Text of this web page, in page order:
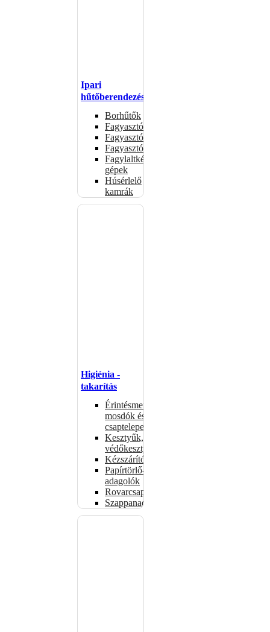
Ipari
hűtőberendezések
Borhűtők
Fagyasztóasztalok
Fagyasztóládák
Fagyasztószekrények
Fagylaltkészítő
gépek
Húsérlelő
kamrák
Higiénia -
takarítás
Érintésmentes
mosdók és
csaptelepek
Kesztyűk,
védőkesztyűk
Kézszárítók
Papírtörlő-
adagolók
Rovarcsapdák
Szappanadagolók